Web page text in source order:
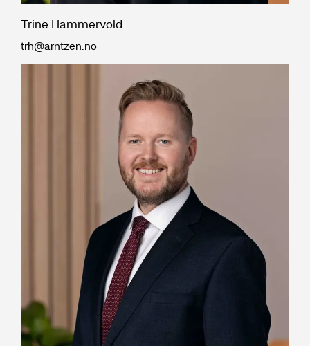
Trine Hammervold
trh@arntzen.no